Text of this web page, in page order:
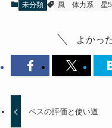
未分類 風 体力系 星5
よかっ
ベスの評価と使い道